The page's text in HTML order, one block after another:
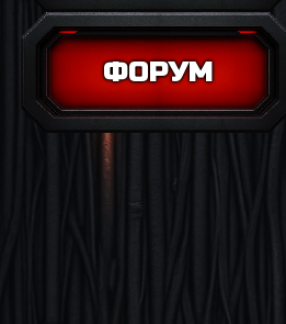
ФОРУМ